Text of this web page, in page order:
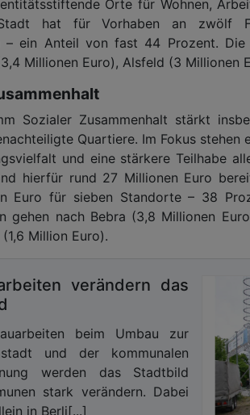
Orte für Wohnen,
hat für Vorhaben an zwölf
– ein Anteil von fast 44 Prozent.
Millionen Euro), Alsfeld (3 Millionen
Sozialer Zusammenhalt stärkt
Quartiere. Im Fokus stehen
und eine stärkere Teilhabe
hierfür rund 27 Millionen Euro
Euro für sieben Standorte – 38
gehen nach Bebra (3,8 Millionen
Million Euro).
verändern das
beim Umbau zur
und der kommunalen
werden das Stadtbild
stark verändern. Dabei
in Berli[...]